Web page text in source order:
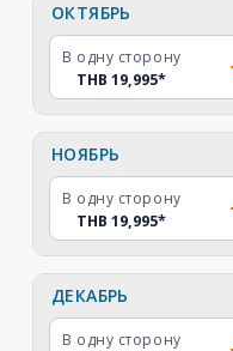
ОКТЯБРЬ
В одну сторону
THB 19,995*
НОЯБРЬ
В одну сторону
THB 19,995*
ДЕКАБРЬ
В одну сторону